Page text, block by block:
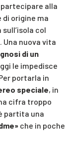
alla
di origine ma
col
Una nuova vita
di un
le impedisce
Per portarla in
speciale, in
cifra troppo
partita una
che in poche